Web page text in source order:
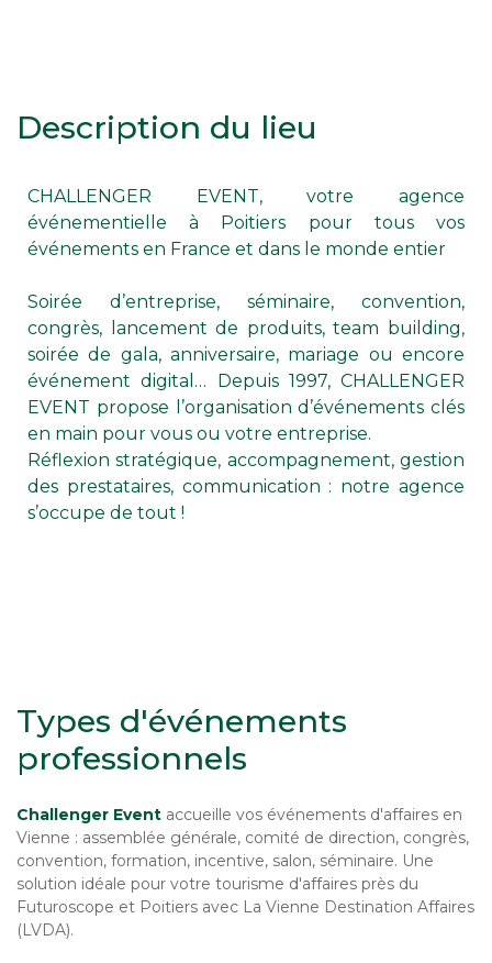
Description du lieu
CHALLENGER EVENT, votre agence
événementielle à Poitiers pour tous vos
événements en France et dans le monde entier
Soirée d’entreprise, séminaire, convention,
congrès, lancement de produits, team building,
soirée de gala, anniversaire, mariage ou encore
événement digital… Depuis 1997, CHALLENGER
EVENT propose l’organisation d’événements clés
en main pour vous ou votre entreprise.
Réflexion stratégique, accompagnement, gestion
des prestataires, communication : notre agence
s’occupe de tout !
Types d'événements
professionnels
Challenger Event accueille vos événements d'affaires en
Vienne : assemblée générale, comité de direction, congrès,
convention, formation, incentive, salon, séminaire. Une
solution idéale pour votre tourisme d'affaires près du
Futuroscope et Poitiers avec La Vienne Destination Affaires
(LVDA).